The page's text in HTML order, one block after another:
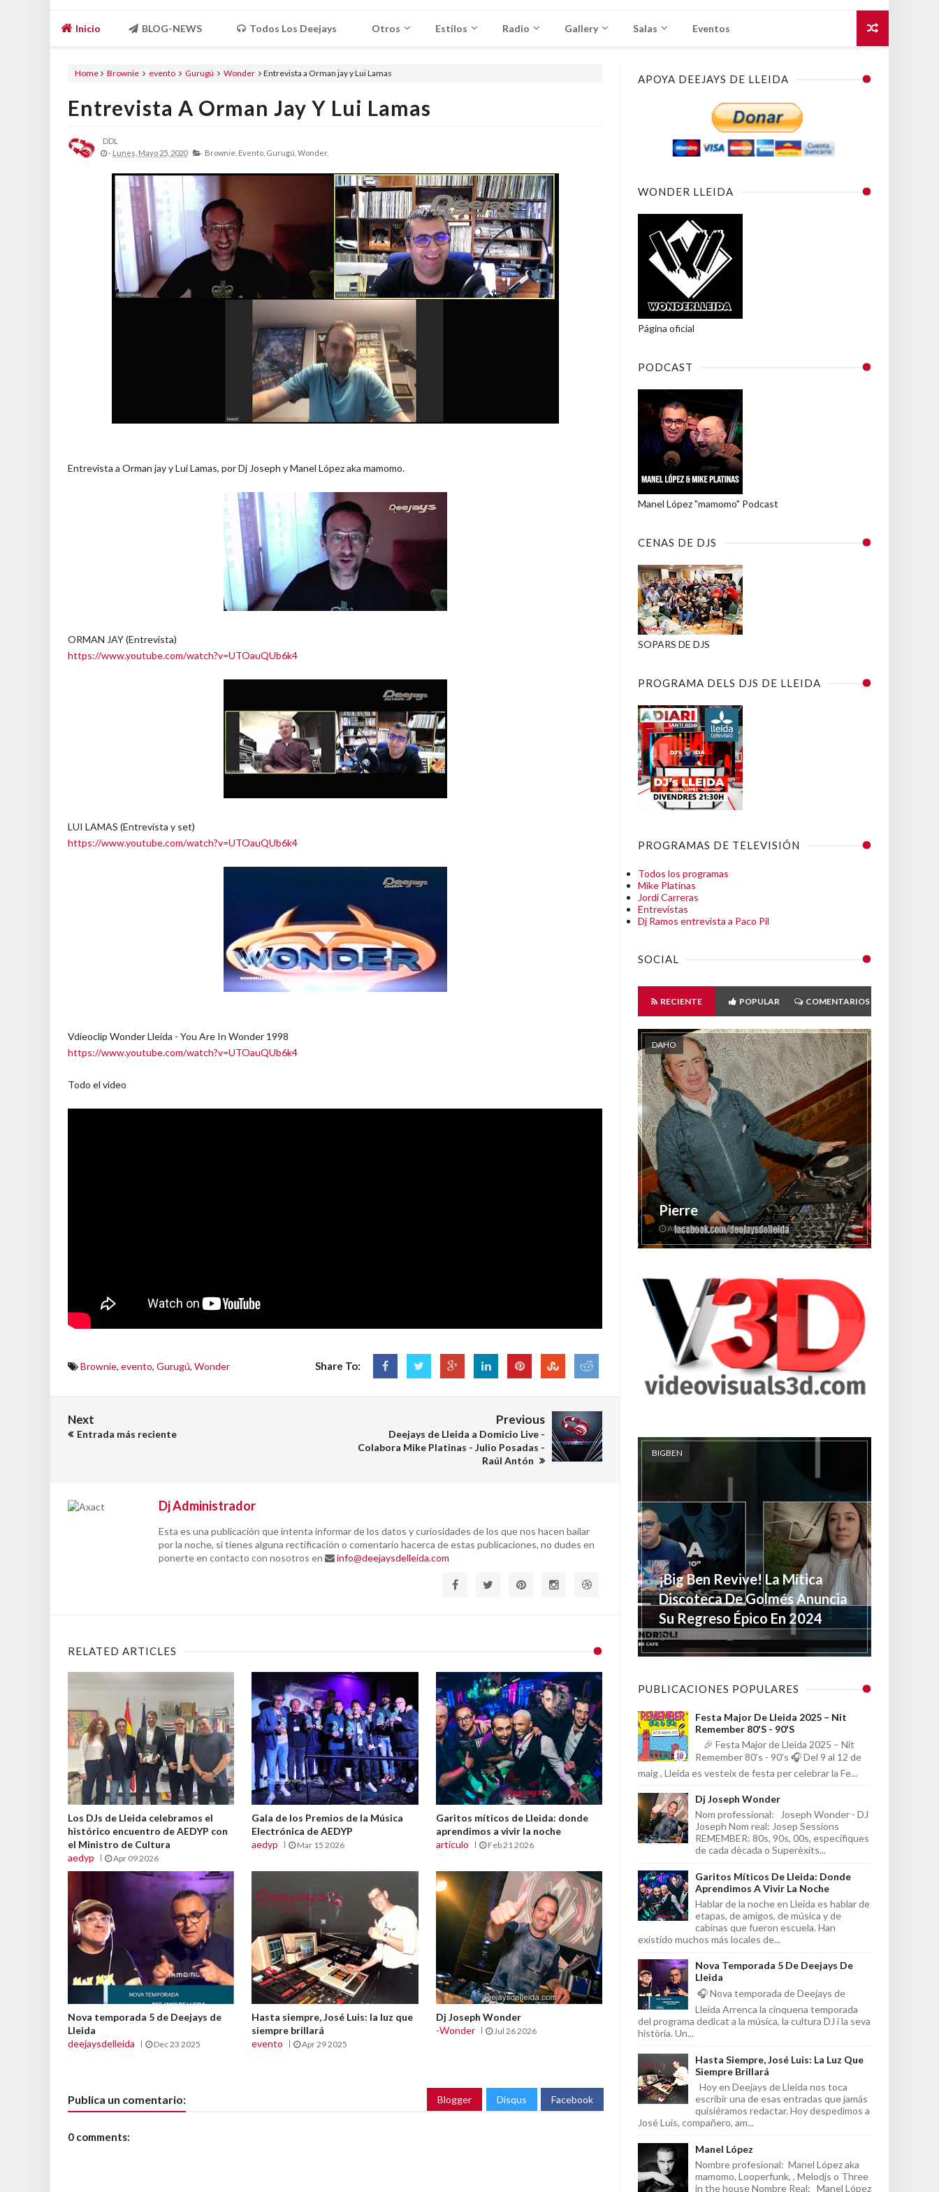
Inicio BLOG-NEWS Todos Los Deejays Otros Estilos Radio Gallery Salas Eventos
Home Brownie evento Gurugú Wonder Entrevista a Orman jay y Lui Lamas
Entrevista A Orman Jay Y Lui Lamas
DDL
- Lunes, Mayo 25, 2020 Brownie, Evento, Gurugú, Wonder,
Entrevista a Orman jay y Lui Lamas, por Dj Joseph y Manel López aka mamomo.
ORMAN JAY (Entrevista)
https://www.youtube.com/watch?v=UTOauQUb6k4
LUI LAMAS (Entrevista y set)
https://www.youtube.com/watch?v=UTOauQUb6k4
Vdieoclip Wonder Lleida - You Are In Wonder 1998
https://www.youtube.com/watch?v=UTOauQUb6k4
Todo el video
Brownie, evento, Gurugú, Wonder Share To:
Next
Entrada más reciente
Previous
Deejays de Lleida a Domicio Live -
Colabora Mike Platinas - Julio Posadas -
Raúl Antón
Dj Administrador
Esta es una publicación que intenta informar de los datos y curiosidades de los que nos hacen bailar
por la noche, si tienes alguna rectificación o comentario hacerca de estas publicaciones, no dudes en
ponerte en contacto con nosotros en
info@deejaysdelleida.com
RELATED ARTICLES
Los DJs de Lleida celebramos el
histórico encuentro de AEDYP con
el Ministro de Cultura
aedyp
Apr 09 2026
Gala de los Premios de la Música
Electrónica de AEDYP
aedyp
Mar 15 2026
Garitos míticos de Lleida: donde
aprendimos a vivir la noche
articulo
Feb 21 2026
Nova temporada 5 de Deejays de
Lleida
deejaysdelleida
Dec 23 2025
Hasta siempre, José Luis: la luz que
siempre brillará
evento
Apr 29 2025
Dj Joseph Wonder
-Wonder
Jul 26 2026
Publica un comentario: Blogger Disqus Facebook
0 comments:
APOYA DEEJAYS DE LLEIDA
WONDER LLEIDA
Página oficial
PODCAST
Manel López "mamomo" Podcast
CENAS DE DJS
SOPARS DE DJS
PROGRAMA DELS DJS DE LLEIDA
PROGRAMAS DE TELEVISIÓN
Todos los programas
Mike Platinas
Jordi Carreras
Entrevistas
Dj Ramos entrevista a Paco Pil
SOCIAL
RECIENTE POPULAR COMENTARIOS
DAHO
Pierre
Aug 30 2019 Unknown
BIGBEN
¡Big Ben Revive! La Mítica
Discoteca De Golmés Anuncia
Su Regreso Épico En 2024
Nov 29 2023 Unknown
PUBLICACIONES POPULARES
Festa Major De Lleida 2025 – Nit
Remember 80's - 90's
🎉 Festa Major de Lleida 2025 – Nit
Remember 80's - 90's 🎧 Del 9 al 12 de
maig , Lleida es vesteix de festa per celebrar la Fe...
Dj Joseph Wonder
Nom professional: Joseph Wonder - DJ
Joseph Nom real: Josep Sessions
REMEMBER: 80s, 90s, 00s, específiques
de cada dècada o Superèxits...
Garitos Míticos De Lleida: Donde
Aprendimos A Vivir La Noche
Hablar de la noche en Lleida es hablar de
etapas, de amigos, de música y de
cabinas que fueron escuela. Han
existido muchos más locales de...
Nova Temporada 5 De Deejays De
Lleida
🎧 Nova temporada de Deejays de
Lleida Arrenca la cinquena temporada
del programa dedicat a la música, la cultura DJ i la seva
història. Un...
Hasta Siempre, José Luis: La Luz Que
Siempre Brillará
Hoy en Deejays de Lleida nos toca
escribir una de esas entradas que jamás
quisiéramos redactar. Hoy despedimos a
José Luis, compañero, am...
Manel López
Nombre profesional: Manel López aka
mamomo, Looperfunk, , Melodjs o Three
in the house Nombre Real: Manel López